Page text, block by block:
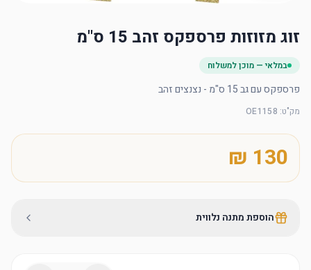
זוג מזוזות פרספקס זהב 15 ס"מ
במלאי — מוכן למשלוח
פרספקס עם גב 15 ס"מ - נצנצים זהב
מק"ט:
OE1158
הוספת מתנה נלווית